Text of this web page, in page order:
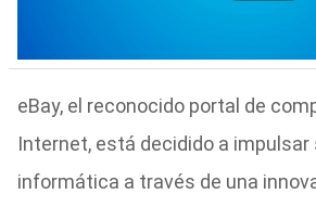
eBay, el reconocido portal de
Internet, está decidido a
informática a través de una